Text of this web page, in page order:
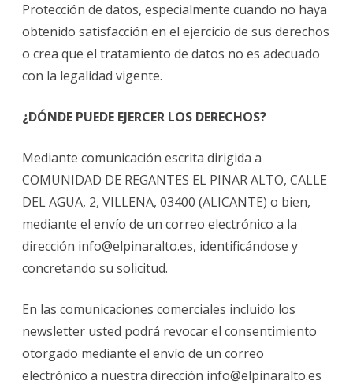
Protección de datos, especialmente cuando no haya
obtenido satisfacción en el ejercicio de sus derechos
o crea que el tratamiento de datos no es adecuado
con la legalidad vigente.
¿DÓNDE PUEDE EJERCER LOS DERECHOS?
Mediante comunicación escrita dirigida a
COMUNIDAD DE REGANTES EL PINAR ALTO, CALLE
DEL AGUA, 2, VILLENA, 03400 (ALICANTE) o bien,
mediante el envío de un correo electrónico a la
dirección info@elpinaralto.es, identificándose y
concretando su solicitud.
En las comunicaciones comerciales incluido los
newsletter usted podrá revocar el consentimiento
otorgado mediante el envío de un correo
electrónico a nuestra dirección info@elpinaralto.es